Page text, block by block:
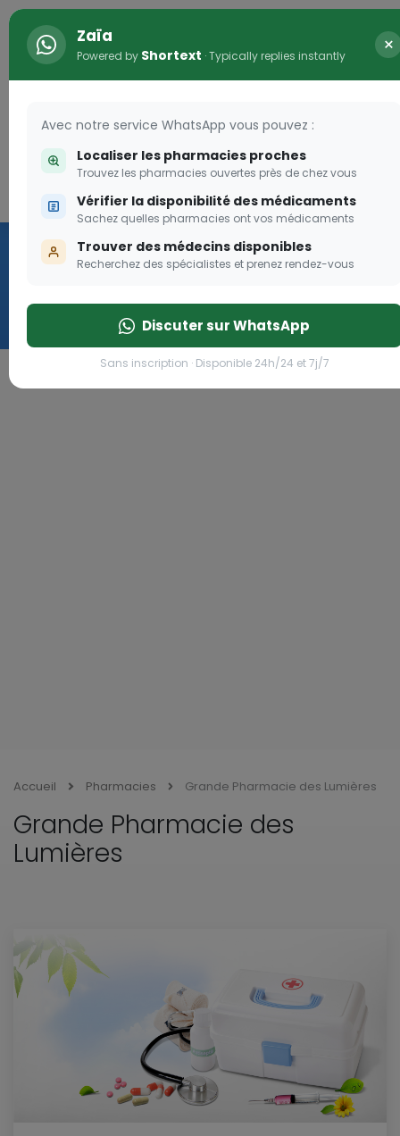
ConnexionLes aides sociales
Dream
pique!
Go
Accueil Pharmacies Grande Pharmacie des Lumières
Grande Pharmacie des
Lumières
Zaïa
Powered by Shortext · Typically replies instantly ×
Avec notre service WhatsApp vous pouvez :
Localiser les pharmacies proches
Trouvez les pharmacies ouvertes près de chez vous
Vérifier la disponibilité des médicaments
Sachez quelles pharmacies ont vos médicaments
Trouver des médecins disponibles
Recherchez des spécialistes et prenez rendez-vous
Discuter sur WhatsApp
Sans inscription · Disponible 24h/24 et 7j/7